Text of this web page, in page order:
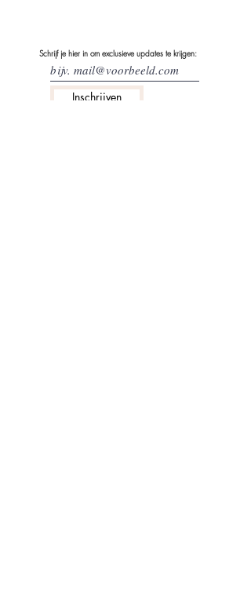
Schrijf je hier in om exclusieve updates te krijgen:
Inschrijven